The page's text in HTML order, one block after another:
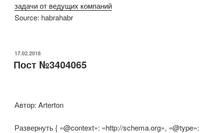
задачи от ведущих компаний
Source: habrahabr
ОПУБЛИКОВАНО
17.02.2018
Пост №3404065
Автор: Arterton
Развернуть { «@context»: «http://schema.org», «@type»: